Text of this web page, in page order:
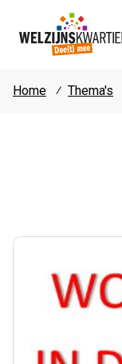
Home ⁄ Thema's